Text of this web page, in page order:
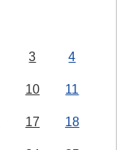
3 4
10 11
17 18